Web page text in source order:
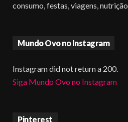
consumo, festas, viagens,
Mundo Ovo no Instagram
Instagram did not return a 200.
Siga Mundo Ovo no Instagram
Pinterest